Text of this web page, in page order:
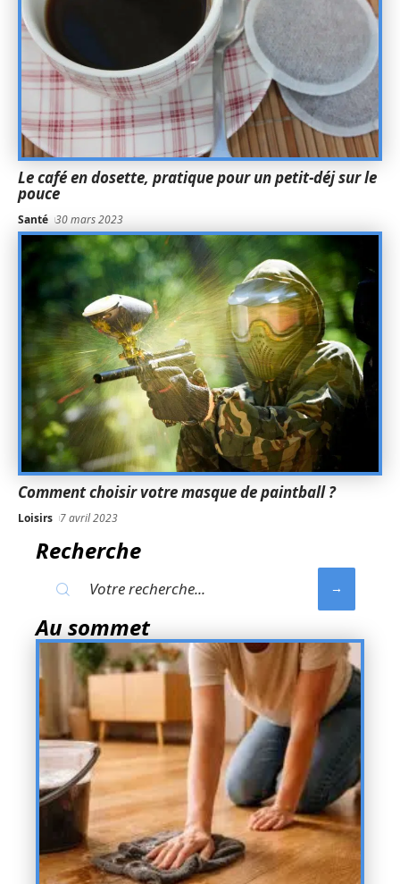
Le café en dosette, pratique pour un petit-déj sur le
pouce
Santé 30 mars 2023
Comment choisir votre masque de paintball ?
Loisirs 7 avril 2023
Recherche
Au sommet